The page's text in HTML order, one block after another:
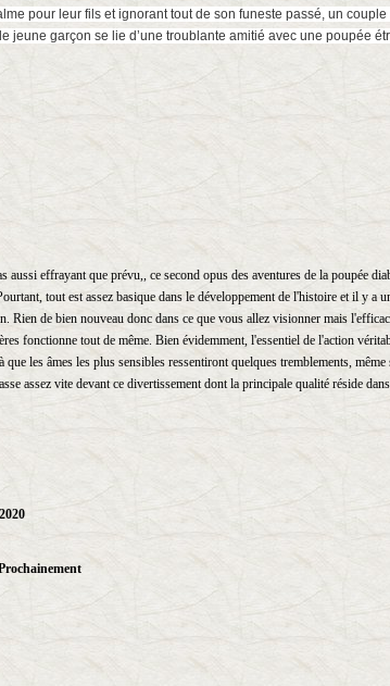
pour leur fils et ignorant tout de son funeste passé, un couple
jeune garçon se lie d’une troublante amitié avec une poupée
aussi effrayant que prévu,, ce second opus des aventures de la poupée
tout est assez basique dans le développement de l'histoire et il y a
Rien de bien nouveau donc dans ce que vous allez visionner mais
fonctionne tout de même. Bien évidemment, l'essentiel de l'action
que les âmes les plus sensibles ressentiront quelques tremblements,
assez vite devant ce divertissement dont la principale qualité réside